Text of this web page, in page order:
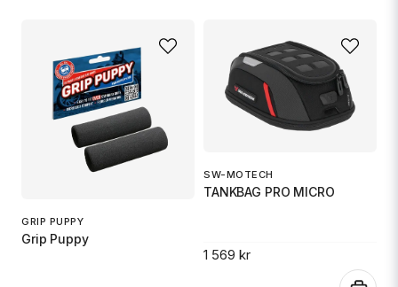
GRIP PUPPY
Grip Puppy
SW-MOTECH
TANKBAG PRO MICRO
1 569 kr